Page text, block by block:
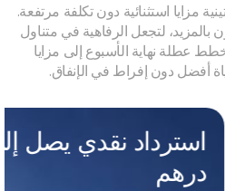
مزايا استثنائية دون تكلفة مرتفعة.
لتجعل الرفاهية في متناول
نهاية الأسبوع إلى مزايا
دون إفراط في الإنفاق.​
من وإلى المطار
النقل المجانية من وإلى